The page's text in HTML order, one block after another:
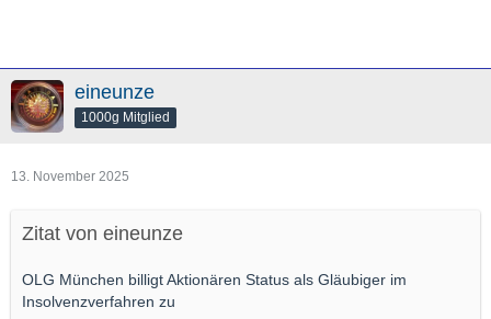
eineunze
1000g Mitglied
13. November 2025
Zitat von eineunze
OLG München billigt Aktionären Status als Gläubiger im
Insolvenzverfahren zu